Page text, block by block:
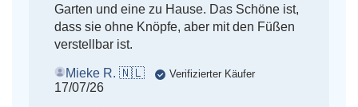
Garten und eine zu Hause. Das Schöne ist,
dass sie ohne Knöpfe, aber mit den Füßen
verstellbar ist.
Mieke R. 🇳🇱 Verifizierter Käufer
Veröffentlichungsdatum
17/07/26